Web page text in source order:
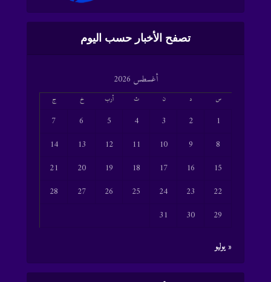
تصفح الأخبار حسب اليوم
أغسطس 2026
س د ن ث أرب خ ج
1
2
3
4
5
6
7
8
9
10
11
12
13
14
15
16
17
18
19
20
21
22
23
24
25
26
27
28
29
30
31
« يوليو